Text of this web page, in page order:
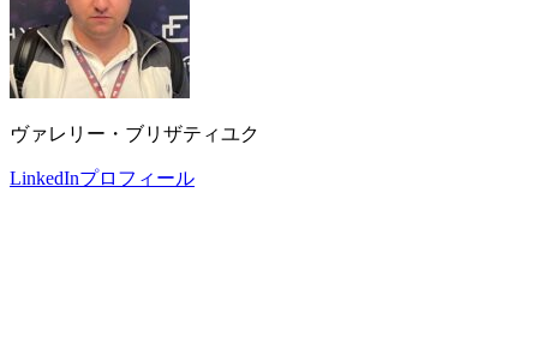
ヴァレリー・ブリザティユク
LinkedInプロフィール